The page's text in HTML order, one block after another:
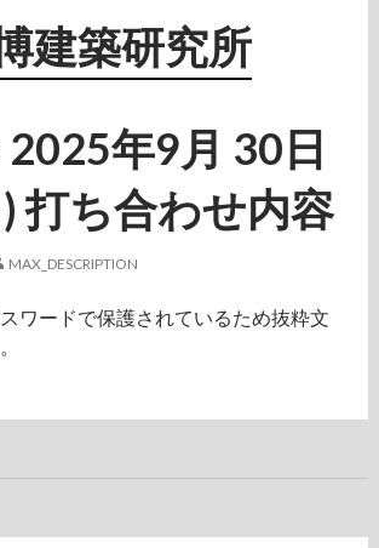
建築研究所
年9月 30日
打ち合わせ内容
MAX_DESCRIPTION
ワードで保護されているため抜粋文